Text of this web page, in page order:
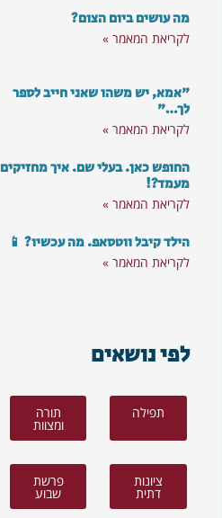
מה עושים ביום הצום?
לקריאת המאמר »
"אמא, יש משהו שאני חייב לספר
לך…"
לקריאת המאמר »
החופש כאן. בעלי שם. איך מחזיקים
מעמד?!
לקריאת המאמר »
הילד קיבל ווטסאפ. מה עכשיו? 📱
לקריאת המאמר »
לפי נושאים
תפילה תורה
ומצוות
ציונות
דתית
פרשת
שבוע